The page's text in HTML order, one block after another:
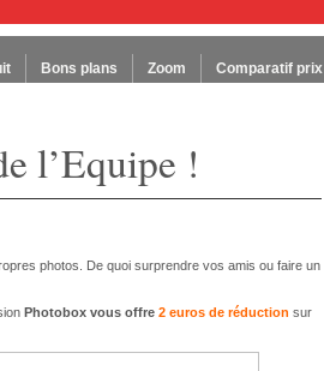
Bons plans Zoom Comparatif prix
l’Equipe !
photos. De quoi surprendre vos amis ou faire un
Photobox vous offre 2 euros de réduction sur